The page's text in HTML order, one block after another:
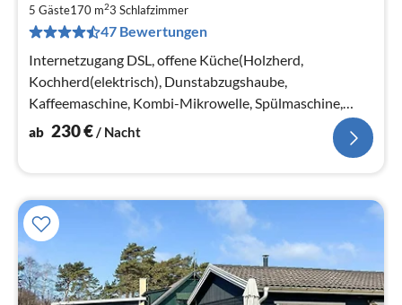
5 Gäste170 m23 Schlafzimmer
47 Bewertungen
Internetzugang DSL, offene Küche(Holzherd,
Kochherd(elektrisch), Dunstabzugshaube,
Kaffeemaschine, Kombi-Mikrowelle, Spülmaschine,
Kühl-/Gefrierkombination, Hochstuhl)
ab 230€/ Nacht